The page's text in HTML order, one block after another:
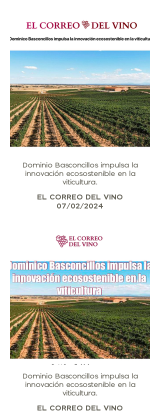
Dominio Basconcillos impulsa la
innovación ecosostenible en la
viticultura.
EL CORREO DEL VINO
07/02/2024
Dominio Basconcillos impulsa la
innovación ecosostenible en la
viticultura.
EL CORREO DEL VINO